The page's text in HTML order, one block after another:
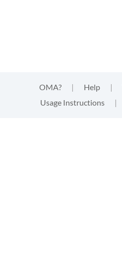
OMA? | Help |
Usage Instructions
|